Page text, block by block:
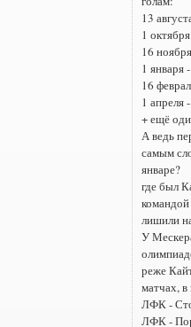
13
1
16
1 января
16
1 апреля
+ ещё
А ведь
самым
январе?
где был
лишили
У
реже
матчах,
ЛФК -
ЛФК -